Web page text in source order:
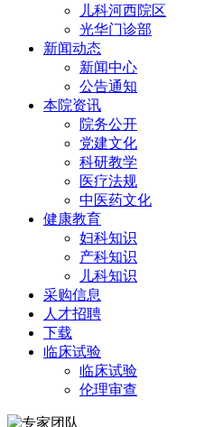
儿科河西院区
光华门诊部
新闻动态
新闻中心
公告通知
本院资讯
院务公开
党建文化
科研教学
医疗法规
中医药文化
健康教育
妇科知识
产科知识
儿科知识
采购信息
人才招聘
下载
临床试验
临床试验
伦理审查